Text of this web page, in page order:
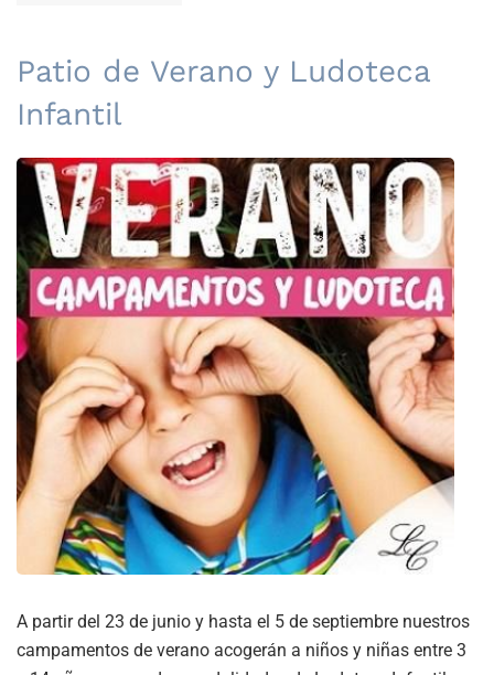
Patio de Verano y Ludoteca
Infantil
A partir del 23 de junio y hasta el 5 de septiembre nuestros
campamentos de verano acogerán a niños y niñas entre 3